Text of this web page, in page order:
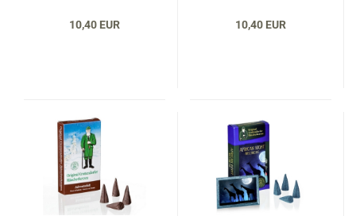
10,40 EUR 10,40 EUR